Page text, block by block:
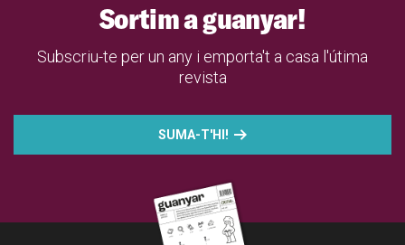
Sortim a guanyar!
Subscriu-te per un any i emporta't a casa l'útima
revista
SUMA-T'HI!